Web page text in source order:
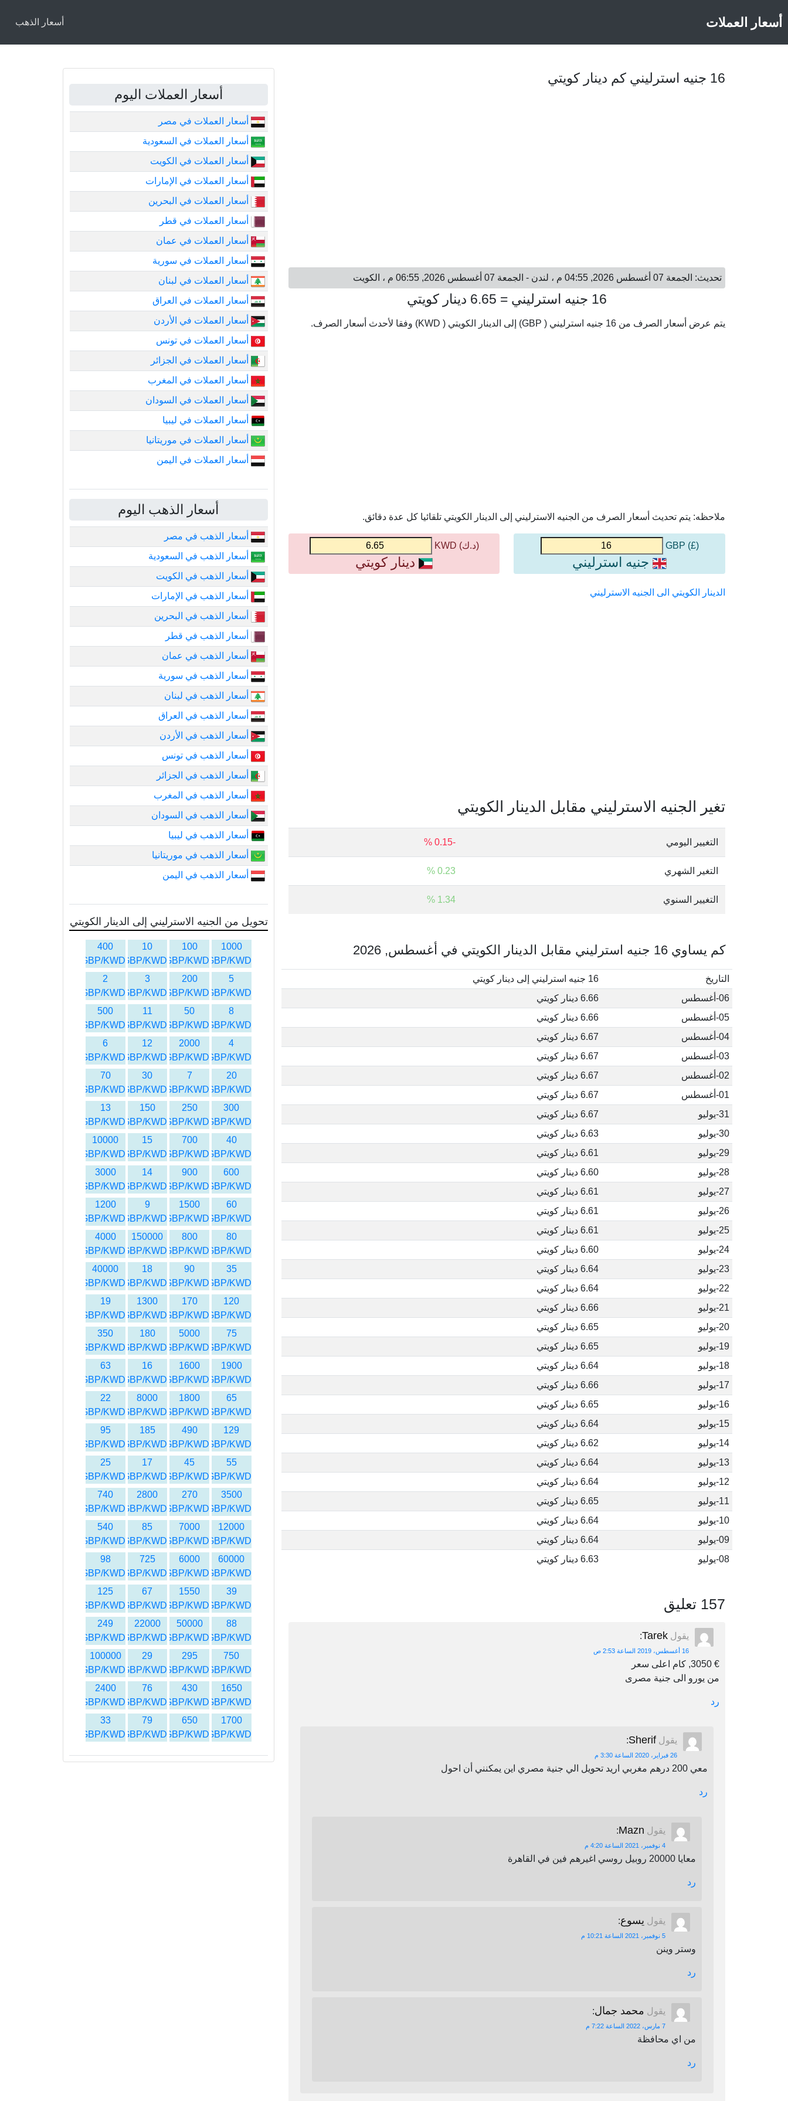
أسعار العملات أسعار الذهب
16 جنيه استرليني كم دينار كويتي
تحديث: الجمعة 07 أغسطس 2026, 04:55 م ، لندن - الجمعة 07 أغسطس 2026, 06:55 م ، الكويت
16 جنيه استرليني = 6.65 دينار كويتي
يتم عرض أسعار الصرف من 16 جنيه استرليني ( GBP) إلى الدينار الكويتي ( KWD) وفقا لأحدث أسعار الصرف.
ملاحظه: يتم تحديث أسعار الصرف من الجنيه الاسترليني إلى الدينار الكويتي تلقائيا كل عدة دقائق.
(£) GBP
جنيه استرليني
(د.ك) KWD
دينار كويتي
الدينار الكويتي الى الجنيه الاسترليني
تغير الجنيه الاسترليني مقابل الدينار الكويتي
التغيير اليومي -0.15 %
التغير الشهري 0.23 %
التغيير السنوي 1.34 %
كم يساوي 16 جنيه استرليني مقابل الدينار الكويتي في أغسطس, 2026
التاريخ
16 جنيه استرليني إلى دينار كويتي
06-أغسطس
6.66 دينار كويتي
05-أغسطس
6.66 دينار كويتي
04-أغسطس
6.67 دينار كويتي
03-أغسطس
6.67 دينار كويتي
02-أغسطس
6.67 دينار كويتي
01-أغسطس
6.67 دينار كويتي
31-يوليو
6.67 دينار كويتي
30-يوليو
6.63 دينار كويتي
29-يوليو
6.61 دينار كويتي
28-يوليو
6.60 دينار كويتي
27-يوليو
6.61 دينار كويتي
26-يوليو
6.61 دينار كويتي
25-يوليو
6.61 دينار كويتي
24-يوليو
6.60 دينار كويتي
23-يوليو
6.64 دينار كويتي
22-يوليو
6.64 دينار كويتي
21-يوليو
6.66 دينار كويتي
20-يوليو
6.65 دينار كويتي
19-يوليو
6.65 دينار كويتي
18-يوليو
6.64 دينار كويتي
17-يوليو
6.66 دينار كويتي
16-يوليو
6.65 دينار كويتي
15-يوليو
6.64 دينار كويتي
14-يوليو
6.62 دينار كويتي
13-يوليو
6.64 دينار كويتي
12-يوليو
6.64 دينار كويتي
11-يوليو
6.65 دينار كويتي
10-يوليو
6.64 دينار كويتي
09-يوليو
6.64 دينار كويتي
08-يوليو
6.63 دينار كويتي
157 تعليق
يقول Tarek
:
16 أغسطس، 2019 الساعة 2:53 ص
€ 3050, كام اعلى سعر
من يورو الى جنية مصرى
رد
يقول Sherif
:
26 فبراير، 2020 الساعة 3:30 م
معي 200 درهم مغربي اريد تحويل الي جنية مصري اين يمكنني أن احول
رد
يقول Mazn
:
4 نوفمبر، 2021 الساعة 4:20 م
معايا 20000 روبيل روسي اغيرهم فين في القاهرة
رد
يقول يسوع:
5 نوفمبر، 2021 الساعة 10:21 م
وستر وينن
رد
يقول محمد جمال:
7 مارس، 2022 الساعة 7:22 م
من اي محافظة
رد
أسعار العملات اليوم
أسعار العملات في مصر
أسعار العملات في السعودية
أسعار العملات في الكويت
أسعار العملات في الإمارات
أسعار العملات في البحرين
أسعار العملات في قطر
أسعار العملات في عمان
أسعار العملات في سورية
أسعار العملات في لبنان
أسعار العملات في العراق
أسعار العملات في الأردن
أسعار العملات في تونس
أسعار العملات في الجزائر
أسعار العملات في المغرب
أسعار العملات في السودان
أسعار العملات في ليبيا
أسعار العملات في موريتانيا
أسعار العملات في اليمن
أسعار الذهب اليوم
أسعار الذهب في مصر
أسعار الذهب في السعودية
أسعار الذهب في الكويت
أسعار الذهب في الإمارات
أسعار الذهب في البحرين
أسعار الذهب في قطر
أسعار الذهب في عمان
أسعار الذهب في سورية
أسعار الذهب في لبنان
أسعار الذهب في العراق
أسعار الذهب في الأردن
أسعار الذهب في تونس
أسعار الذهب في الجزائر
أسعار الذهب في المغرب
أسعار الذهب في السودان
أسعار الذهب في ليبيا
أسعار الذهب في موريتانيا
أسعار الذهب في اليمن
تحويل من الجنيه الاسترليني إلى الدينار الكويتي
1000
GBP/KWD
100
GBP/KWD
10
GBP/KWD
400
GBP/KWD
5
GBP/KWD
200
GBP/KWD
3
GBP/KWD
2
GBP/KWD
8
GBP/KWD
50
GBP/KWD
11
GBP/KWD
500
GBP/KWD
4
GBP/KWD
2000
GBP/KWD
12
GBP/KWD
6
GBP/KWD
20
GBP/KWD
7
GBP/KWD
30
GBP/KWD
70
GBP/KWD
300
GBP/KWD
250
GBP/KWD
150
GBP/KWD
13
GBP/KWD
40
GBP/KWD
700
GBP/KWD
15
GBP/KWD
10000
GBP/KWD
600
GBP/KWD
900
GBP/KWD
14
GBP/KWD
3000
GBP/KWD
60
GBP/KWD
1500
GBP/KWD
9
GBP/KWD
1200
GBP/KWD
80
GBP/KWD
800
GBP/KWD
150000
GBP/KWD
4000
GBP/KWD
35
GBP/KWD
90
GBP/KWD
18
GBP/KWD
40000
GBP/KWD
120
GBP/KWD
170
GBP/KWD
1300
GBP/KWD
19
GBP/KWD
75
GBP/KWD
5000
GBP/KWD
180
GBP/KWD
350
GBP/KWD
1900
GBP/KWD
1600
GBP/KWD
16
GBP/KWD
63
GBP/KWD
65
GBP/KWD
1800
GBP/KWD
8000
GBP/KWD
22
GBP/KWD
129
GBP/KWD
490
GBP/KWD
185
GBP/KWD
95
GBP/KWD
55
GBP/KWD
45
GBP/KWD
17
GBP/KWD
25
GBP/KWD
3500
GBP/KWD
270
GBP/KWD
2800
GBP/KWD
740
GBP/KWD
12000
GBP/KWD
7000
GBP/KWD
85
GBP/KWD
540
GBP/KWD
60000
GBP/KWD
6000
GBP/KWD
725
GBP/KWD
98
GBP/KWD
39
GBP/KWD
1550
GBP/KWD
67
GBP/KWD
125
GBP/KWD
88
GBP/KWD
50000
GBP/KWD
22000
GBP/KWD
249
GBP/KWD
750
GBP/KWD
295
GBP/KWD
29
GBP/KWD
100000
GBP/KWD
1650
GBP/KWD
430
GBP/KWD
76
GBP/KWD
2400
GBP/KWD
1700
GBP/KWD
650
GBP/KWD
79
GBP/KWD
33
GBP/KWD